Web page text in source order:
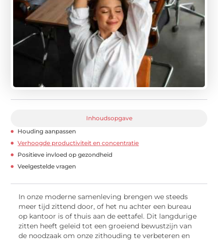
Inhoudsopgave
Houding aanpassen
Verhoogde productiviteit en concentratie
Positieve invloed op gezondheid
Veelgestelde vragen
In onze moderne samenleving brengen we steeds
meer tijd zittend door, of het nu achter een bureau
op kantoor is of thuis aan de eettafel. Dit langdurige
zitten heeft geleid tot een groeiend bewustzijn van
de noodzaak om onze zithouding te verbeteren en